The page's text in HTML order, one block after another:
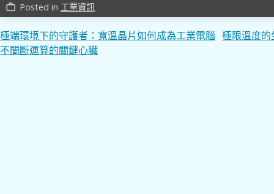
work_outline Posted in 工業資訊
文
章
極端環境下的守護者：寬溫晶片如何成為工業電腦
不間斷運算的關鍵心臟
極限溫度